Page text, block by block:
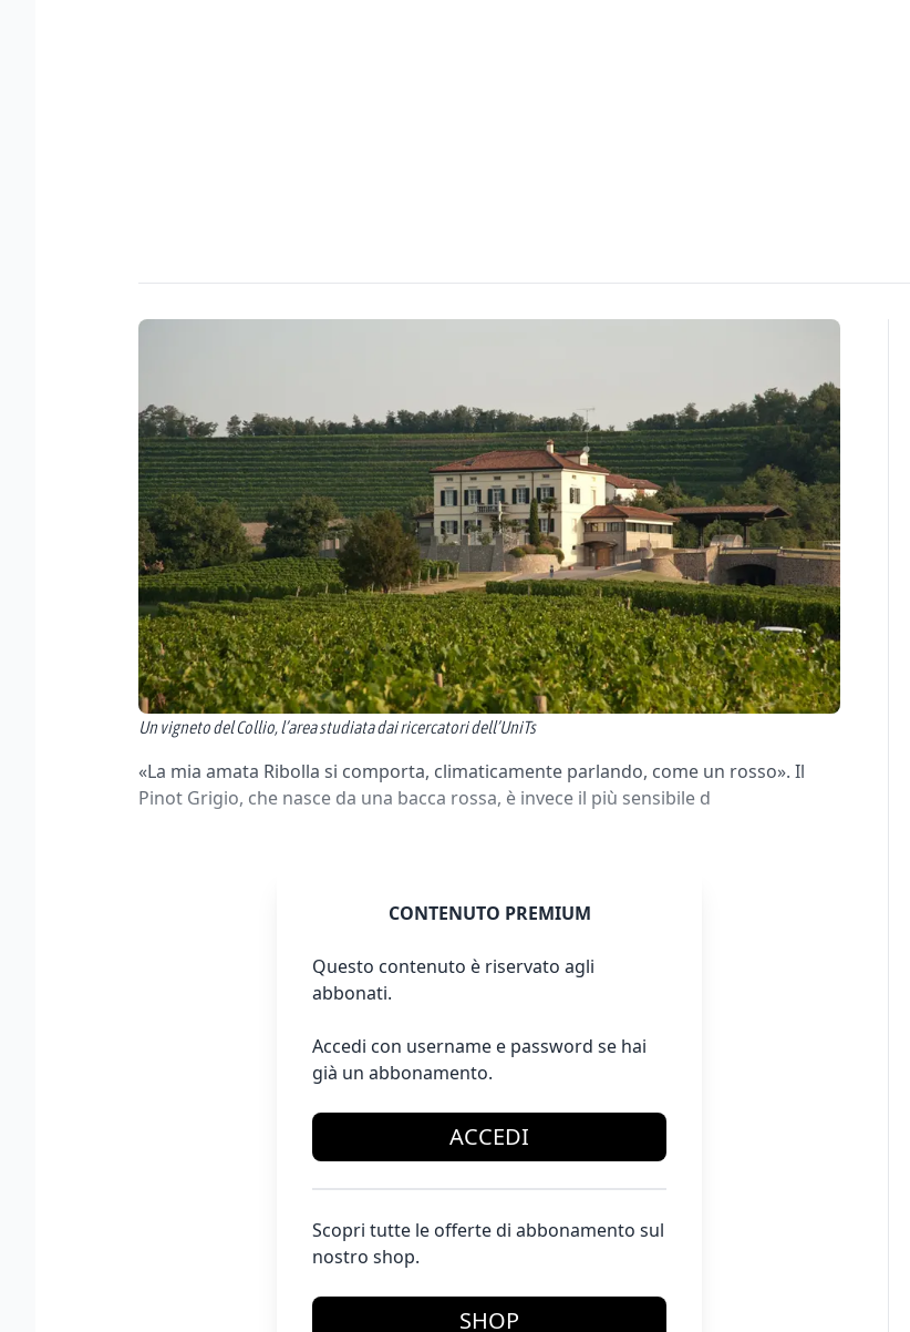
Un vigneto del Collio, l’area studiata dai ricercatori dell’UniTs
«La mia amata Ribolla si comporta, climaticamente parlando, come un rosso». Il
Pinot Grigio, che nasce da una bacca rossa, è invece il più sensibile d
CONTENUTO PREMIUM
Questo contenuto è riservato agli
abbonati.
Accedi con username e password se hai
già un abbonamento.
ACCEDI
Scopri tutte le offerte di abbonamento sul
nostro shop.
SHOP